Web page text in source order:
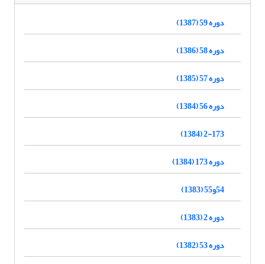
دوره 59 (1387)
دوره 58 (1386)
دوره 57 (1385)
دوره 56 (1384)
2-173 (1384)
دوره 173 (1384)
54و55 (1383)
دوره 2 (1383)
دوره 53 (1382)